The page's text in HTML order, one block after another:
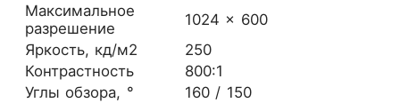
Максимальное
разрешение
1024 x 600
Яркость, кд/м2
250
Контрастность
800:1
Углы обзора, °
160 / 150